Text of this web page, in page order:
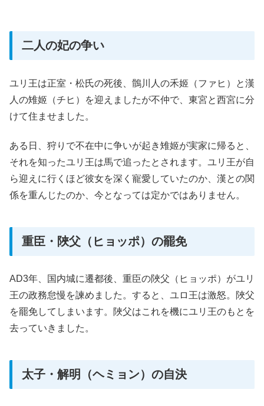
二人の妃の争い
ユリ王は正室・松氏の死後、鶻川人の禾姬（ファヒ）と漢
人の雉姬（チヒ）を迎えましたが不仲で、東宮と西宮に分
けて住ませました。
ある日、狩りで不在中に争いが起き雉姬が実家に帰ると、
それを知ったユリ王は馬で追ったとされます。ユリ王が自
ら迎えに行くほど彼女を深く寵愛していたのか、漢との関
係を重んじたのか、今となっては定かではありません。
重臣・陜父（ヒョッポ）の罷免
AD3年、国内城に遷都後、重臣の陜父（ヒョッポ）がユリ
王の政務怠慢を諫めました。すると、ユロ王は激怒。陜父
を罷免してしまいます。陜父はこれを機にユリ王のもとを
去っていきました。
太子・解明（ヘミョン）の自決